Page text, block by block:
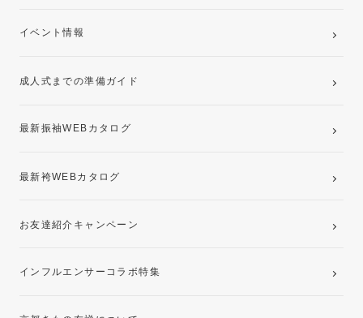
卒業袴レンタルプラン
イベント情報
成人式までの準備ガイド
最新振袖WEBカタログ
最新袴WEBカタログ
お友達紹介キャンペーン
インフルエンサーコラボ特集